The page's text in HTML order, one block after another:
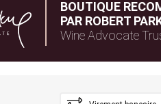
BOUTIQUE
PAR ROBERT
Wine Advocate